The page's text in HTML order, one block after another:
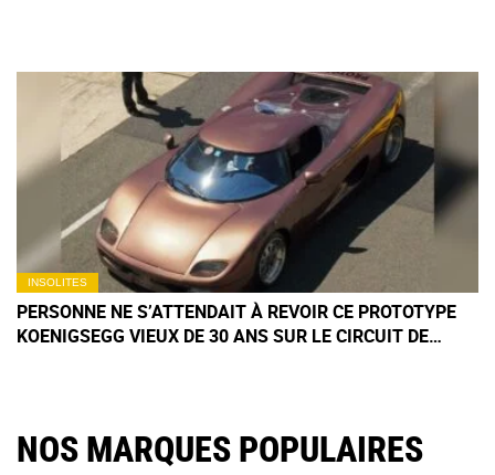
INSOLITES
PERSONNE NE S’ATTENDAIT À REVOIR CE PROTOTYPE
KOENIGSEGG VIEUX DE 30 ANS SUR LE CIRCUIT DE
NOS MARQUES POPULAIRES